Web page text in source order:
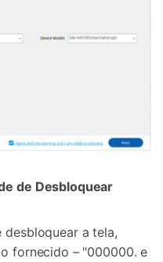
de Desbloquear
desbloquear a tela,
fornecido – "000000. e